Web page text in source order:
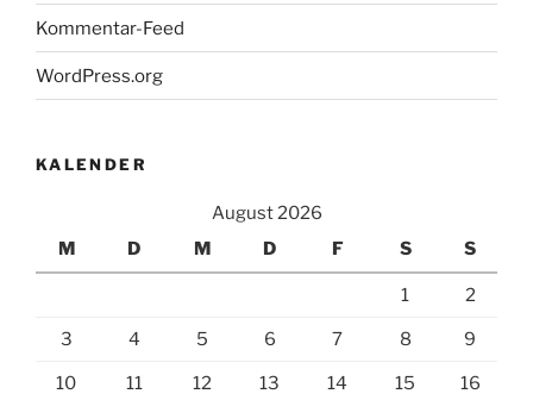
Kommentar-Feed
WordPress.org
KALENDER
August 2026
M
D M D F S S
1 2
3 4 5 6 7 8 9
10 11 12 13 14 15 16